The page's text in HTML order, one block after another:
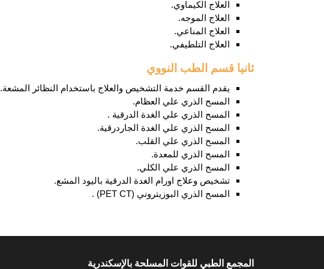
العلاج الكيماوي.
العلاج الموجه.
العلاج المناعي.
العلاج التلطيفي.
ثانيا قسم الطب النووي
يقدم القسم خدمة التشخيص والعلاج باستخدام النظائر المشعة.
المسح الذري علي العظام.
المسح الذري علي الغدة الدرقية .
المسح الذري علي الغدة الجاردرقية.
المسح الذري علي القلب.
المسح الذري للمعدة.
المسح الذري علي الكلي.
تشخيص وعلاج اورام الغدة الدرقية باليود المشع.
المسح الذري البوزيتروني (PET CT) .
المجمع الطبي للقوات المسلحة بالإسكندرية